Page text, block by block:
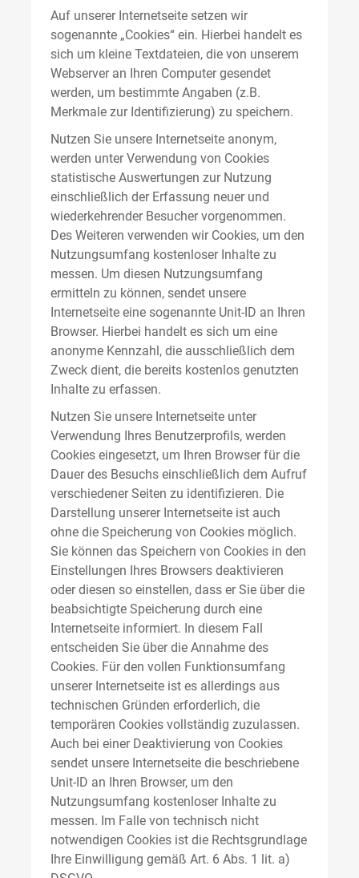
Auf unserer Internetseite setzen wir
sogenannte „Cookies“ ein. Hierbei handelt es
sich um kleine Textdateien, die von unserem
Webserver an Ihren Computer gesendet
werden, um bestimmte Angaben (z.B.
Merkmale zur Identifizierung) zu speichern.
Nutzen Sie unsere Internetseite anonym,
werden unter Verwendung von Cookies
statistische Auswertungen zur Nutzung
einschließlich der Erfassung neuer und
wiederkehrender Besucher vorgenommen.
Des Weiteren verwenden wir Cookies, um den
Nutzungsumfang kostenloser Inhalte zu
messen. Um diesen Nutzungsumfang
ermitteln zu können, sendet unsere
Internetseite eine sogenannte Unit-ID an Ihren
Browser. Hierbei handelt es sich um eine
anonyme Kennzahl, die ausschließlich dem
Zweck dient, die bereits kostenlos genutzten
Inhalte zu erfassen.
Nutzen Sie unsere Internetseite unter
Verwendung Ihres Benutzerprofils, werden
Cookies eingesetzt, um Ihren Browser für die
Dauer des Besuchs einschließlich dem Aufruf
verschiedener Seiten zu identifizieren. Die
Darstellung unserer Internetseite ist auch
ohne die Speicherung von Cookies möglich.
Sie können das Speichern von Cookies in den
Einstellungen Ihres Browsers deaktivieren
oder diesen so einstellen, dass er Sie über die
beabsichtigte Speicherung durch eine
Internetseite informiert. In diesem Fall
entscheiden Sie über die Annahme des
Cookies. Für den vollen Funktionsumfang
unserer Internetseite ist es allerdings aus
technischen Gründen erforderlich, die
temporären Cookies vollständig zuzulassen.
Auch bei einer Deaktivierung von Cookies
sendet unsere Internetseite die beschriebene
Unit-ID an Ihren Browser, um den
Nutzungsumfang kostenloser Inhalte zu
messen. Im Falle von technisch nicht
notwendigen Cookies ist die Rechtsgrundlage
Ihre Einwilligung gemäß Art. 6 Abs. 1 lit. a)